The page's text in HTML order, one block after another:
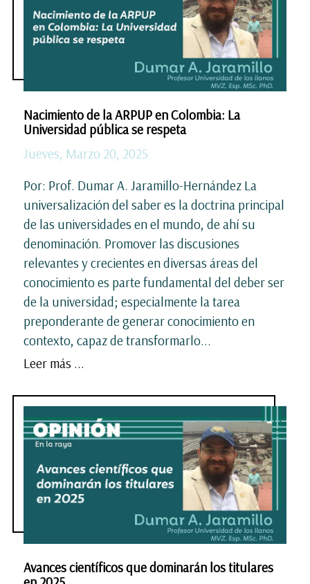
Nacimiento de la ARPUP en Colombia: La
Universidad pública se respeta
Jueves, Marzo 20, 2025
Por: Prof. Dumar A. Jaramillo-Hernández La
universalización del saber es la doctrina principal
de las universidades en el mundo, de ahí su
denominación. Promover las discusiones
relevantes y crecientes en diversas áreas del
conocimiento es parte fundamental del deber ser
de la universidad; especialmente la tarea
preponderante de generar conocimiento en
contexto, capaz de transformarlo...
Leer más ...
Avances científicos que dominarán los titulares